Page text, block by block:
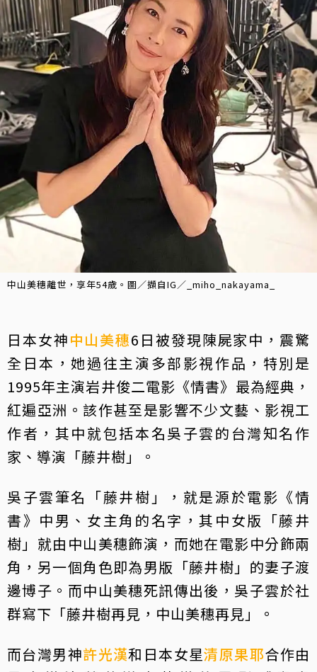
中山美穗離世，享年54歲。圖／擷自IG／_miho_nakayama_
日本女神中山美穗6日被發現陳屍家中，震驚
全日本，她過往主演多部影視作品，特別是
1995年主演岩井俊二電影《情書》最為經典，
紅遍亞洲。該作甚至是影響不少文藝、影視工
作者，其中就包括本名吳子雲的台灣知名作
家、導演「藤井樹」。
吳子雲筆名「藤井樹」，就是源於電影《情
書》中男、女主角的名字，其中女版「藤井
樹」就由中山美穗飾演，而她在電影中分飾兩
角，另一個角色即為男版「藤井樹」的妻子渡
邊博子。而中山美穗死訊傳出後，吳子雲於社
群寫下「藤井樹再見，中山美穗再見」。
而台灣男神許光漢和日本女星清原果耶合作由